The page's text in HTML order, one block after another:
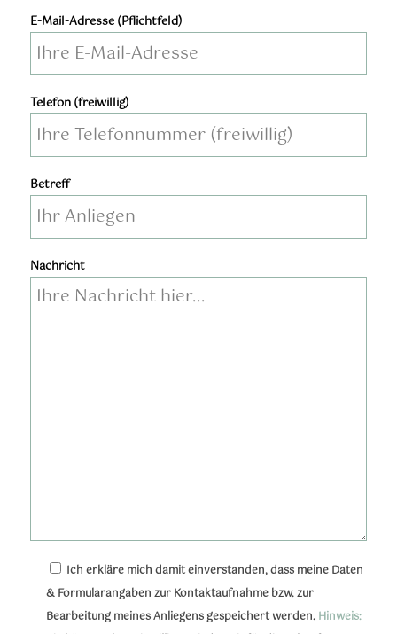
E-Mail-Adresse (Pflichtfeld)
Bitte lassen Sie dieses Feld leer.
Bitte lasse dieses Feld leer.
Telefon (freiwillig)
Betreff
Bitte lassen Sie dieses Feld leer.
Bitte lasse dieses Feld leer.
Nachricht
Ich erkläre mich damit einverstanden, dass meine Daten
& Formularangaben zur Kontaktaufnahme bzw. zur
Bearbeitung meines Anliegens gespeichert werden. Hinweis: